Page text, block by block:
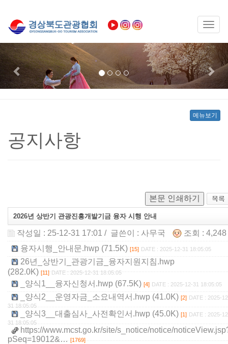
Previous
메뉴보기
공지사항
본문 인쇄하기
2026년 상반기 관광진흥개발기금 융자 시행 안내
작성일 : 25-12-31 17:01 / 글쓴이 : 사무국
조회 :
융자시행_안내문.hwp (71.5K) [15] DATE : 2025-12-31 18:05:05
26년_상반기_관광기금_융자지원지침.hwp
(282.0K) [11] DATE : 2025-12-31 18:05:05
_양식1__융자신청서.hwp (67.5K) [4] DATE : 2025-12-31 18:05:05
_양식2__운영자금_소요내역서.hwp (41.0K) [2] DATE : 2025-
31 18:05:05
_양식3__대출심사_사전확인서.hwp (45.0K) [1] DATE : 2025-
31 18:05:05
https://www.mcst.go.kr/site/s_notice/notice/
pSeq=19012&… [1769]